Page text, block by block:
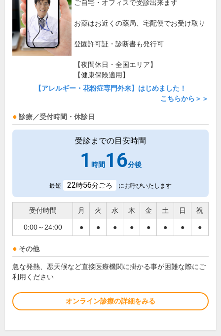
ご自宅・オフィスで受診出来ます
お薬はお近くの薬局、宅配便でお受け取り
登園許可証・診断書も発行可
【夜間休日・全国エリア】
【健康保険適用】
【アレルギー・花粉症専門外来】はじめました！
こちらから＞＞
診療／受付時間・休診日
受診までの目安時間
1 時間16分後
最短 22時56分ごろ にお呼びいたします
受付時間 月 火 水 木 金 土 日 祝
0:00～24:00 ● ● ● ● ● ● ● ●
その他
急な発熱、悪天候など直接医療機関に掛かる事が困難な際にご
利用ください
オンライン診療の詳細をみる